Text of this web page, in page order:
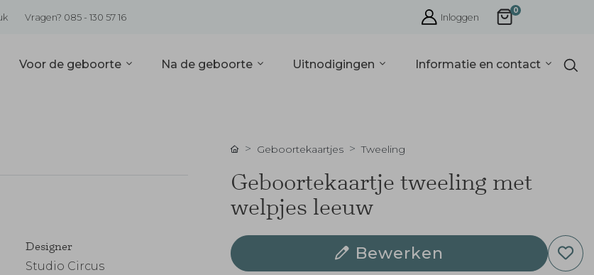
Vragen? 085 - 130 57 16 Inloggen
0
Voor de geboorte Na de geboorte Uitnodigingen Informatie en contact
Designer
Studio Circus
Geboortekaartjes Tweeling
Geboortekaartje tweeling met
welpjes leeuw
Bewerken